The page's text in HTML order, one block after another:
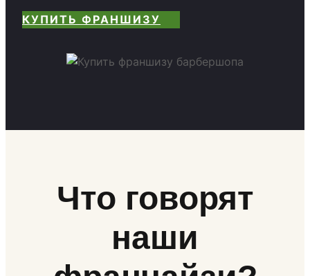
КУПИТЬ ФРАНШИЗУ
Что говорят
наши